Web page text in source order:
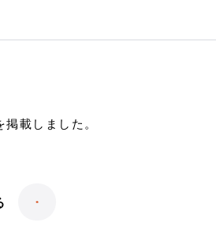
載しました。